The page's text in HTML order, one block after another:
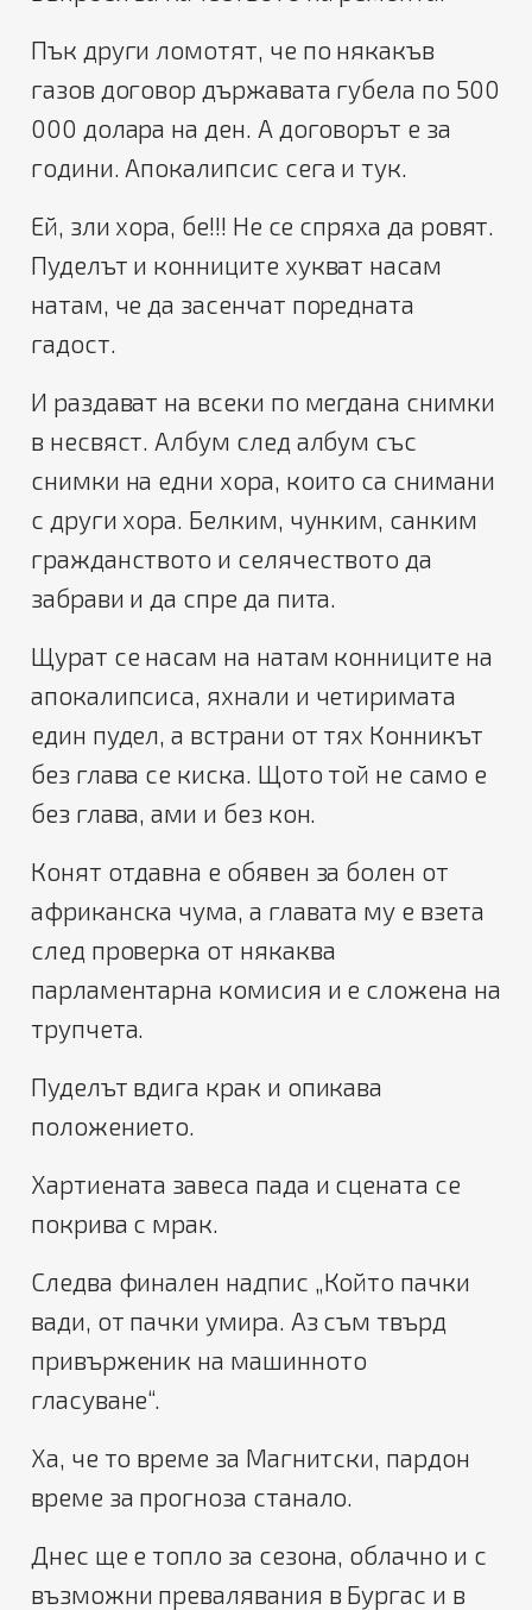
Пък други ломотят, че по някакъв
газов договор държавата губела по 500
000 долара на ден. А договорът е за
години. Апокалипсис сега и тук.
Ей, зли хора, бе!!! Не се спряха да ровят.
Пуделът и конниците хукват насам
натам, че да засенчат поредната
гадост.
И раздават на всеки по мегдана снимки
в несвяст. Албум след албум със
снимки на едни хора, които са снимани
с други хора. Белким, чунким, санким
гражданството и селячеството да
забрави и да спре да пита.
Щурат се насам на натам конниците на
апокалипсиса, яхнали и четиримата
един пудел, а встрани от тях Конникът
без глава се киска. Щото той не само е
без глава, ами и без кон.
Конят отдавна е обявен за болен от
африканска чума, а главата му е взета
след проверка от някаква
парламентарна комисия и е сложена на
трупчета.
Пуделът вдига крак и опикава
положението.
Хартиената завеса пада и сцената се
покрива с мрак.
Следва финален надпис „Който пачки
вади, от пачки умира. Аз съм твърд
привърженик на машинното
гласуване“.
Ха, че то време за Магнитски, пардон
време за прогноза станало.
Днес ще е топло за сезона, облачно и с
възможни превалявания в Бургас и в